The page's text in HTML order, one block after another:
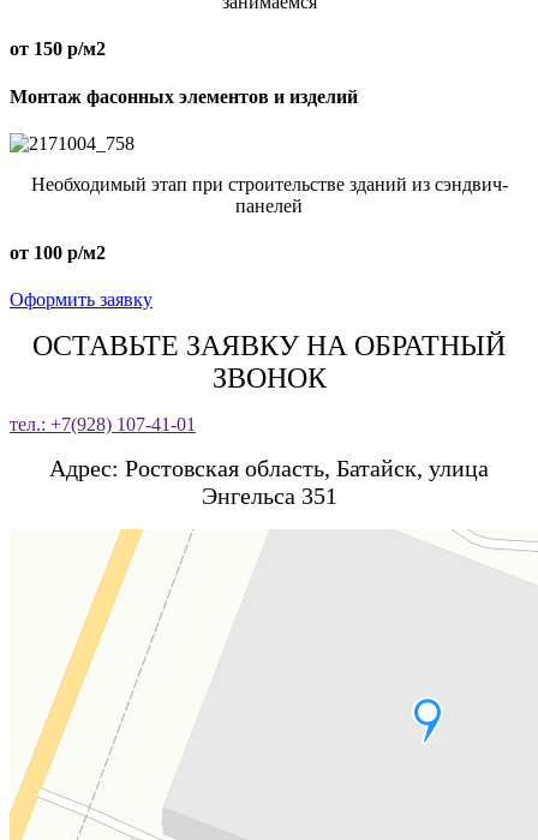
от 150 р/м2
Монтаж фасонных элементов и изделий
Необходимый этап при строительстве зданий из сэндвич-
панелей
от 100 р/м2
Оформить заявку
ОСТАВЬТЕ ЗАЯВКУ НА ОБРАТНЫЙ
ЗВОНОК
тел.: +7(928) 107-41-01
Адрес: Ростовская область, Батайск, улица
Энгельса 351